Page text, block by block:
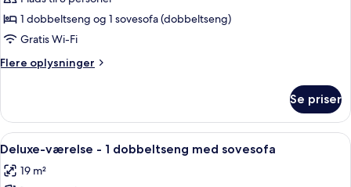
Deluxe-
værelse
-
1
med
sovesofa
1 dobbeltseng og 1 sovesofa (dobbeltseng)
Gratis Wi-Fi
Flere oplysninger
Flere
værelse
1
med
Se priser
Indlæs
alle
billeder
Et moderne hotelværelse med en
7
Deluxe-værelse - 1 dobbeltseng med sovesofa
19 m²